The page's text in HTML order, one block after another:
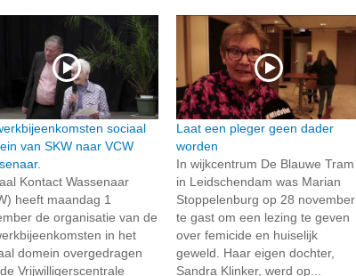
sociaal
van SKW naar VCW
Kontact Wassenaar
heeft maandag 1
de organisatie van de
in het
domein overgedragen
Vrijwilligerscentrale
Laat een pleger geen dader
worden
In wijkcentrum De Blauwe Tram
in Leidschendam was Marian
Stoppelenburg op 28 november
te gast om een lezing te geven
over femicide en huiselijk
geweld. Haar eigen dochter,
Sandra Klinker, werd op...